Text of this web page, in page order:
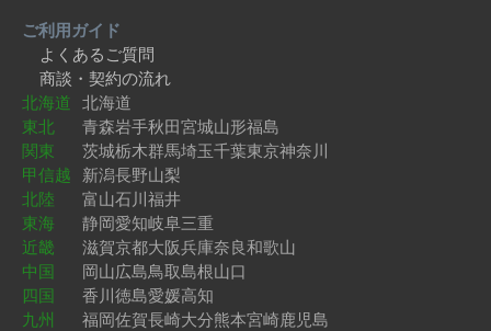
ご利用ガイド
よくあるご質問
商談・契約の流れ
北海道 北海道
東北
青森岩手秋田宮城山形福島
関東
茨城栃木群馬埼玉千葉東京神奈川
甲信越 新潟長野山梨
北陸
富山石川福井
東海
静岡愛知岐阜三重
近畿
滋賀京都大阪兵庫奈良和歌山
中国
岡山広島鳥取島根山口
四国
香川徳島愛媛高知
九州
福岡佐賀長崎大分熊本宮崎鹿児島